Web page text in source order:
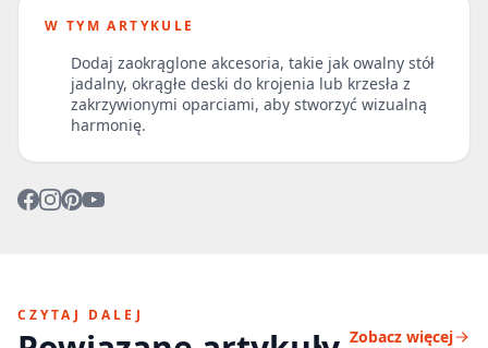
W TYM ARTYKULE
Dodaj zaokrąglone akcesoria, takie jak owalny stół
jadalny, okrągłe deski do krojenia lub krzesła z
zakrzywionymi oparciami, aby stworzyć wizualną
harmonię.
CZYTAJ DALEJ
Zobacz więcej